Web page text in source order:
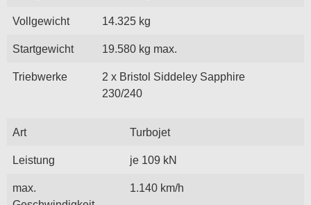
Vollgewicht 14.325 kg
Startgewicht 19.580 kg max.
Triebwerke
2 x Bristol Siddeley Sapphire
230/240
Art Turbojet
Leistung je 109 kN
max.
1.140 km/h